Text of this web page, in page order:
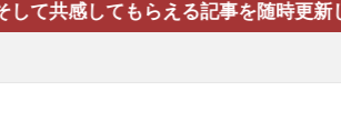
る記事を随時更新していきます。よ